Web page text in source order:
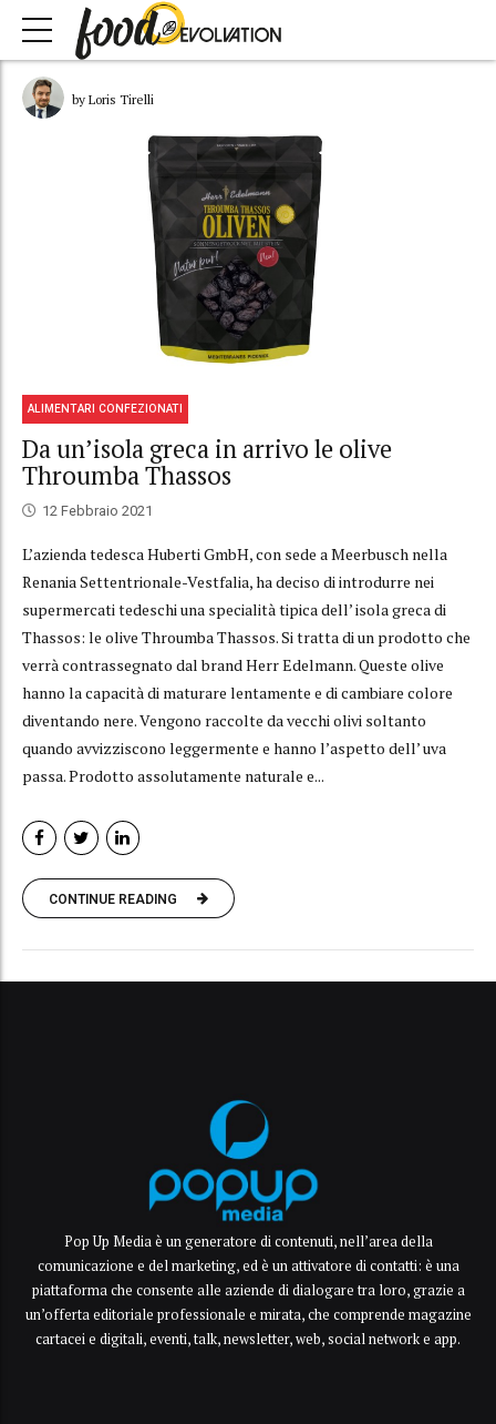
by Loris Tirelli
ALIMENTARI CONFEZIONATI
Da un’isola greca in arrivo le olive
Throumba Thassos
12 Febbraio 2021
L’azienda tedesca Huberti GmbH, con sede a Meerbusch nella
Renania Settentrionale-Vestfalia, ha deciso di introdurre nei
supermercati tedeschi una specialità tipica dell’ isola greca di
Thassos: le olive Throumba Thassos. Si tratta di un prodotto che
verrà contrassegnato dal brand Herr Edelmann. Queste olive
hanno la capacità di maturare lentamente e di cambiare colore
diventando nere. Vengono raccolte da vecchi olivi soltanto
quando avvizziscono leggermente e hanno l’aspetto dell’ uva
passa. Prodotto assolutamente naturale e...
CONTINUE READING
Pop Up Media è un generatore di contenuti, nell’area della
comunicazione e del marketing, ed è un attivatore di contatti: è una
piattaforma che consente alle aziende di dialogare tra loro, grazie a
un’offerta editoriale professionale e mirata, che comprende magazine
cartacei e digitali, eventi, talk, newsletter, web, social network e app.